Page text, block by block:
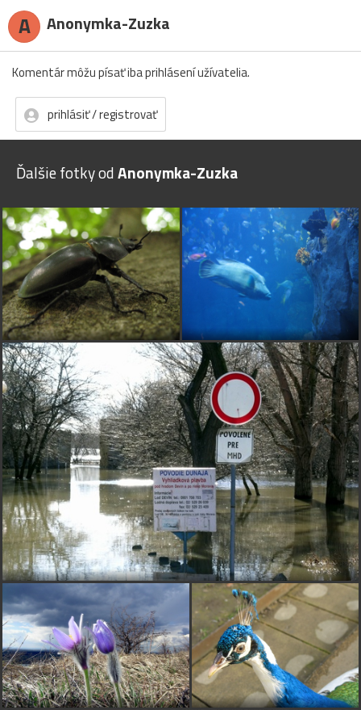
A Anonymka-Zuzka
Komentár môžu písať iba prihlásení užívatelia.
prihlásiť / registrovať
Ďalšie fotky odAnonymka-Zuzka